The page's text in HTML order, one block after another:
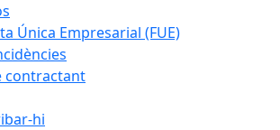
Única Empresarial (FUE)
contractant
hi